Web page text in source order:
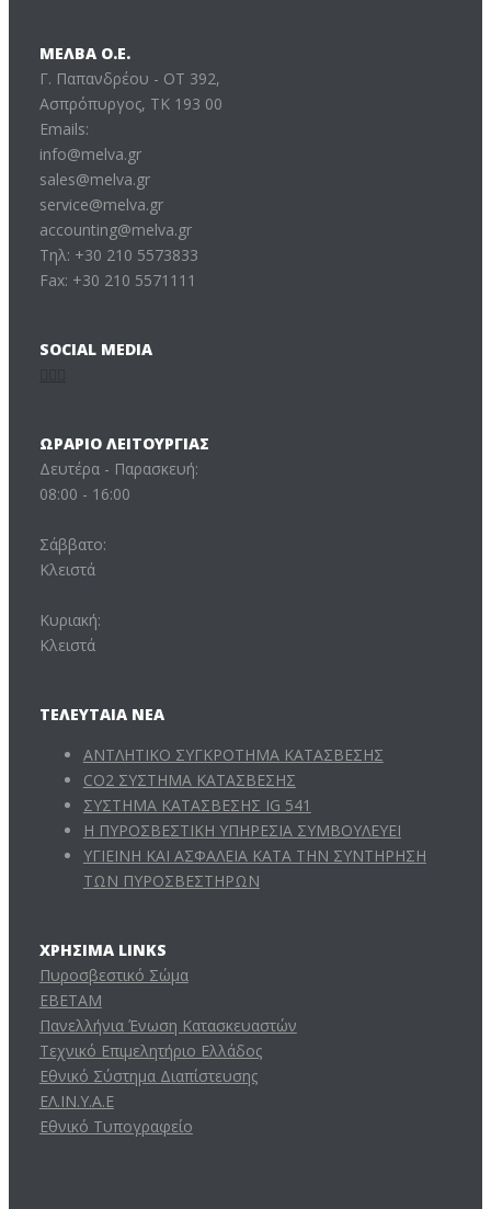
ΜΕΛΒΑ Ο.Ε.
Γ. Παπανδρέου - ΟΤ 392,
Ασπρόπυργος, ΤΚ 193 00
Emails:
info@melva.gr
sales@melva.gr
service@melva.gr
accounting@melva.gr
Τηλ: +30 210 5573833
Fax: +30 210 5571111
SOCIAL MEDIA
ΩΡΆΡΙΟ ΛΕΙΤΟΥΡΓΊΑΣ
Δευτέρα - Παρασκευή:
08:00 - 16:00
Σάββατο:
Κλειστά
Κυριακή:
Κλειστά
ΤΕΛΕΥΤΑΊΑ ΝΈΑ
ΑΝΤΛΗΤΙΚΟ ΣΥΓΚΡΟΤΗΜΑ ΚΑΤΑΣΒΕΣΗΣ
CO2 ΣΥΣΤΗΜΑ ΚΑΤΑΣΒΕΣΗΣ
ΣΥΣΤΗΜΑ ΚΑΤΑΣΒΕΣΗΣ IG 541
Η ΠΥΡΟΣΒΕΣΤΙΚΗ ΥΠΗΡΕΣΙΑ ΣΥΜΒΟΥΛΕΥΕΙ
ΥΓΙΕΙΝΗ ΚΑΙ ΑΣΦΑΛΕΙΑ ΚΑΤΑ ΤΗΝ ΣΥΝΤΗΡΗΣΗ
ΤΩΝ ΠΥΡΟΣΒΕΣΤΗΡΩΝ
ΧΡΉΣΙΜΑ LINKS
Πυροσβεστικό Σώμα
ΕΒΕΤΑΜ
Πανελλήνια Ένωση Κατασκευαστών
Τεχνικό Επιμελητήριο Ελλάδος
Εθνικό Σύστημα Διαπίστευσης
ΕΛ.ΙΝ.Υ.Α.Ε
Εθνικό Τυπογραφείο